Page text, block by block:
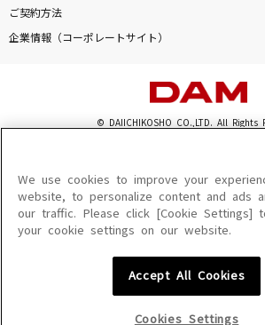
ご契約方法
企業情報（コーポレートサイト）
© DAIICHIKOSHO CO.,LTD. All Rights
このサイトに掲載されている一切の文章・画像・写真・
を問わず、著作権法の定める範囲を超えて無断で複製、
を禁じます。
楽曲及びコンテンツは、機種によりご利用いただけない
楽曲及びコンテンツの配信日、配信内容が変更になる場合
We use cookies to improve your
website, to personalize content and ads
our traffic. Please click [Cookie Settings]
your cookie settings on our website.
Accept All Cookies
Cookies Settings